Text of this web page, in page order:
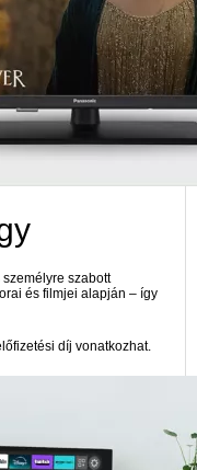
szabott
és filmjei alapján – így
díj vonatkozhat.